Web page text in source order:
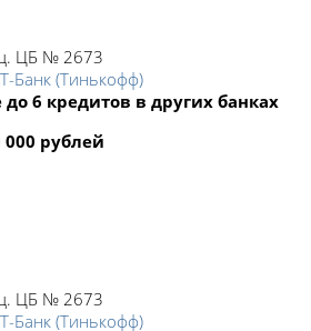
ЦБ № 2673
6 кредитов в других банках
000 рублей
ЦБ № 2673